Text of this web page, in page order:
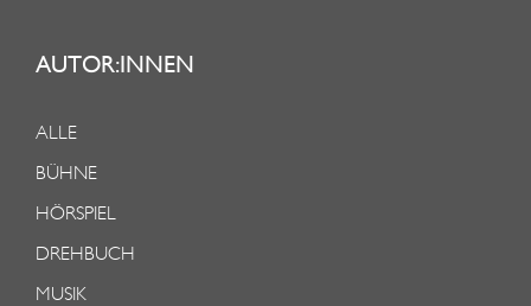
AUTOR:INNEN
ALLE
BÜHNE
HÖRSPIEL
DREHBUCH
MUSIK